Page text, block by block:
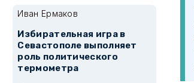
Иван Ермаков
Избирательная игра в
Севастополе выполняет
роль политического
термометра